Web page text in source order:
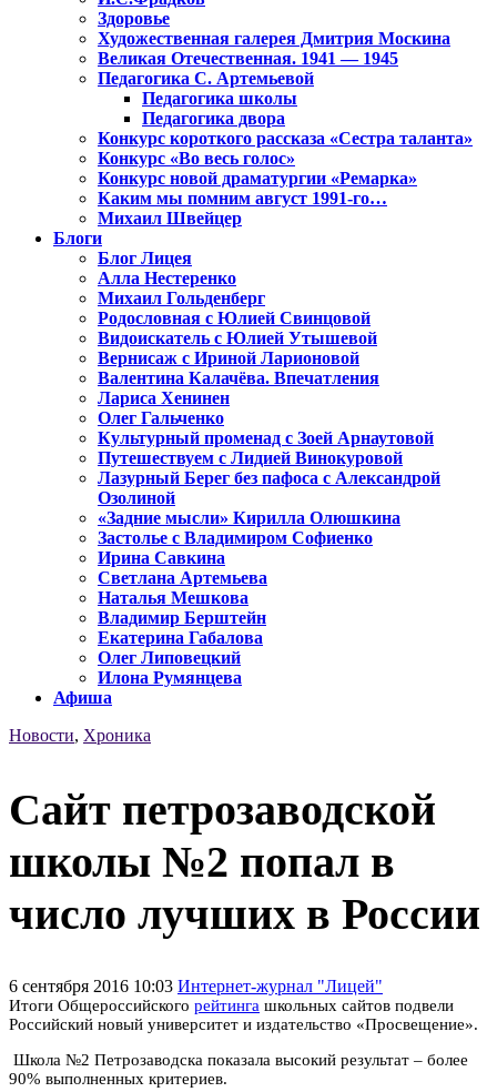
Здоровье
Художественная галерея Дмитрия Москина
Великая Отечественная. 1941 — 1945
Педагогика С. Артемьевой
Педагогика школы
Педагогика двора
Конкурс короткого рассказа «Сестра таланта»
Конкурс «Во весь голос»
Конкурс новой драматургии «Ремарка»
Каким мы помним август 1991-го…
Михаил Швейцер
Блоги
Блог Лицея
Алла Нестеренко
Михаил Гольденберг
Родословная с Юлией Свинцовой
Видоискатель с Юлией Утышевой
Вернисаж с Ириной Ларионовой
Валентина Калачёва. Впечатления
Лариса Хенинен
Олег Гальченко
Культурный променад с Зоей Арнаутовой
Путешествуем с Лидией Винокуровой
Лазурный Берег без пафоса с Александрой
Озолиной
«Задние мысли» Кирилла Олюшкина
Застолье с Владимиром Софиенко
Ирина Савкина
Светлана Артемьева
Наталья Мешкова
Владимир Берштейн
Екатерина Габалова
Олег Липовецкий
Илона Румянцева
Афиша
Новости, Хроника
Сайт петрозаводской
школы №2 попал в
число лучших в России
6 сентября 2016 10:03 Интернет-журнал "Лицей"
Итоги Общероссийского рейтинга школьных сайтов подвели
Российский новый университет и издательство «Просвещение».
Школа №2 Петрозаводска показала высокий результат – более
90% выполненных критериев.